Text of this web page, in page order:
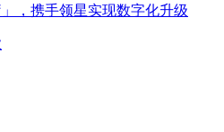
，携手领星实现数字化升级